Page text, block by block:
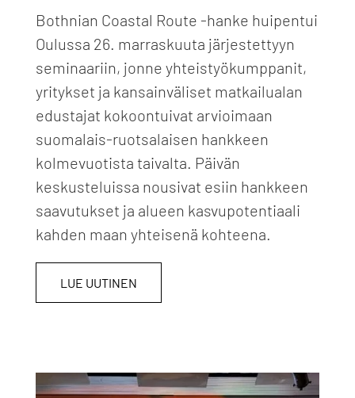
Bothnian Coastal Route -hanke huipentui
Oulussa 26. marraskuuta järjestettyyn
seminaariin, jonne yhteistyökumppanit,
yritykset ja kansainväliset matkailualan
edustajat kokoontuivat arvioimaan
suomalais-ruotsalaisen hankkeen
kolmevuotista taivalta. Päivän
keskusteluissa nousivat esiin hankkeen
saavutukset ja alueen kasvupotentiaali
kahden maan yhteisenä kohteena.
LUE UUTINEN